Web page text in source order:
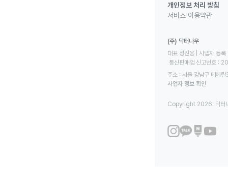
개인정보 처리 방침
서비스 이용약관
(주) 닥터나우
대표 정진웅 | 사업자
통신판매업 신고번호
주소 : 서울 강남구 테헤
사업자 정보 확인
Copyright 2026. 닥터